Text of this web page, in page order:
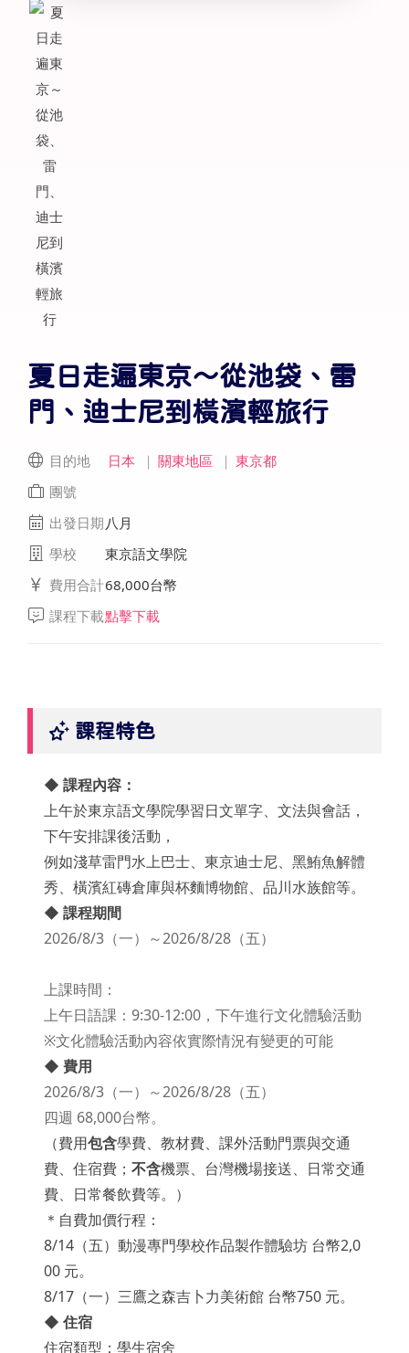
夏日走遍東京～從池袋、雷
門、迪士尼到橫濱輕旅行
目的地 日本 ｜ 關東地區 ｜ 東京都
團號
出發日期 八月
學校
東京語文學院
費用合計68,000台幣
課程下載點擊下載
課程特色
◆ 課程內容：
上午於東京語文學院學習日文單字、文法與會話，
下午安排課後活動，
例如淺草雷門水上巴士、東京迪士尼、黑鮪魚解體
秀、橫濱紅磚倉庫與杯麵博物館、品川水族館等。
◆ 課程期間
2026/8/3（一）～2026/8/28（五）
上課時間：
上午日語課：9:30-12:00，下午進行文化體驗活動
※文化體驗活動內容依實際情況有變更的可能
◆ 費用
2026/8/3（一）～2026/8/28（五）
四週 68,000台幣。
（費用包含學費、教材費、課外活動門票與交通
費、住宿費； 不含機票、台灣機場接送、日常交通
費、日常餐飲費等。）
＊自費加價行程：
8/14（五）動漫專門學校作品製作體驗坊 台幣2,0
00 元。
8/17（一）三鷹之森吉卜力美術館 台幣750 元。
◆ 住宿
住宿類型：學生宿舍